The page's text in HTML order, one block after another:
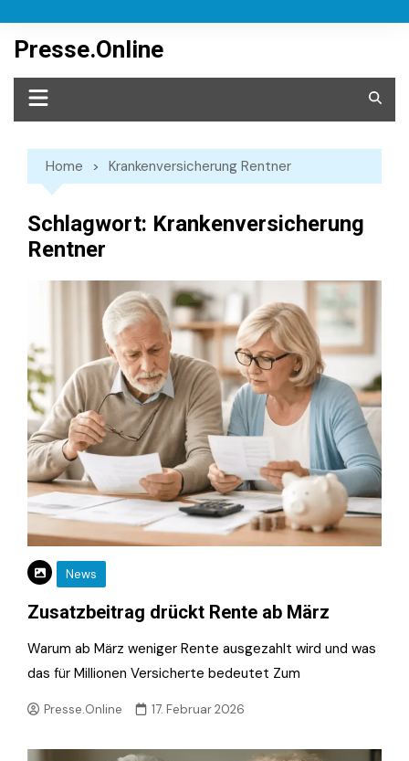
content
Presse.Online
Home Krankenversicherung Rentner
Schlagwort: Krankenversicherung
Rentner
News
Zusatzbeitrag drückt Rente ab März
Warum ab März weniger Rente ausgezahlt wird und was
das für Millionen Versicherte bedeutet Zum
Presse.Online 17. Februar 2026